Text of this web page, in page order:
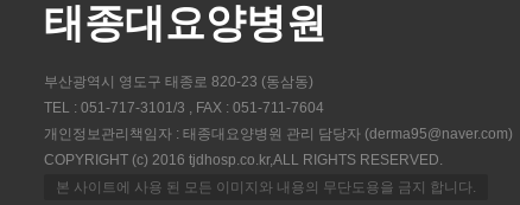
태종대요양병원
부산광역시 영도구 태종로 820-23 (동삼동)
TEL : 051-717-3101/3 , FAX : 051-711-7604
개인정보관리책임자 : 태종대요양병원 관리 담당자 (derma95@naver.com)
COPYRIGHT (c) 2016 tjdhosp.co.kr,ALL RIGHTS RESERVED.
본 사이트에 사용 된 모든 이미지와 내용의 무단도용을 금지 합니다.